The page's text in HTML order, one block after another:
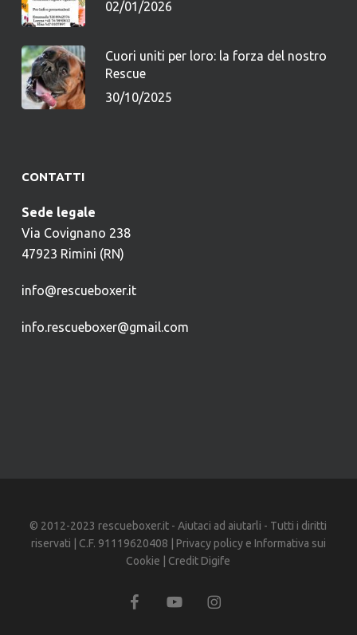
02/01/2026
Cuori uniti per loro: la forza del nostro
Rescue
30/10/2025
CONTATTI
Sede legale
Via Covignano 238
47923 Rimini (RN)
info@rescueboxer.it
info.rescueboxer@gmail.com
© 2012-2023 rescueboxer.it - Aiutaci ad aiutarli - Tutti i diritti
riservati | C.F. 91119620408 | Privacy policye Informativa sui
Cookie | Credit Digife
facebookyoutube instagram